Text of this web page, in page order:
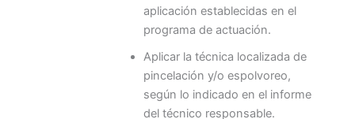
aplicación establecidas en el
programa de actuación.
Aplicar la técnica localizada de
pincelación y/o espolvoreo,
según lo indicado en el informe
del técnico responsable.